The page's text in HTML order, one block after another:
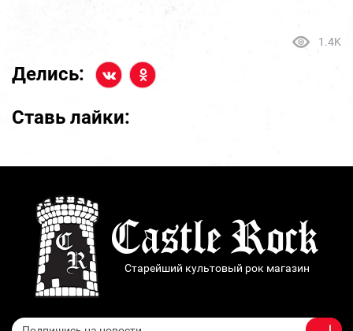
1.4K
Делись:
Ставь лайки:
Старейший культовый рок магазин